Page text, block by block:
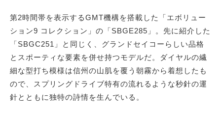
第2時間帯を表示するGMT機構を搭載した「エボリュー
ション9 コレクション」の「SBGE285」。先に紹介した
「SBGC251」と同じく、グランドセイコーらしい品格
とスポーティな要素を併せ持つモデルだ。ダイヤルの繊
細な型打ち模様は信州の山肌を覆う朝霧から着想したも
ので、スプリングドライブ特有の流れるような秒針の運
針とともに独特の詩情を生んでいる。